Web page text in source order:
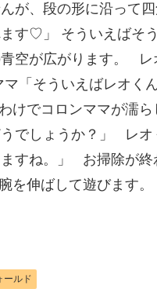
が、段の形に沿って
す♡」 そういえばそ
空が広がります。 レ
「そういえばレオく
けでコロンママが濡
でしょうか？」 レ
すね。」 お掃除が
を伸ばして遊びます
ールド